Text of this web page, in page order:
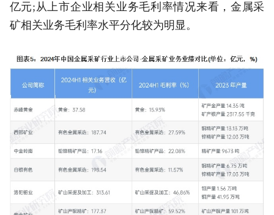
亿元;从上市企业相关业务毛利率情况来看，金属采
矿相关业务毛利率水平分化较为明显。